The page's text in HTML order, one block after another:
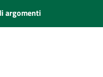
argomenti